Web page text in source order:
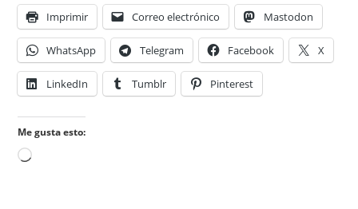
Imprimir Correo electrónico Mastodon
WhatsApp Telegram Facebook X
LinkedIn Tumblr Pinterest
Me gusta esto:
Cargando...